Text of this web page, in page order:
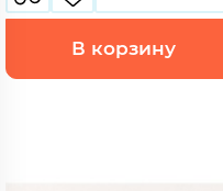
В корзину